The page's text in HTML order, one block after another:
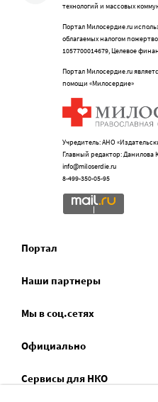
технологий и массовых
Портал Милосердие.ru
облагаемых налогом
1057700014679, Целевое
Портал Милосердие.ru
помощи «Милосердие»
Учредитель: АНО
Главный редактор: Данилова
info@miloserdie.ru
8-499-350-05-95
Портал
Наши партнеры
Мы в соц.сетях
Официально
Сервисы для НКО